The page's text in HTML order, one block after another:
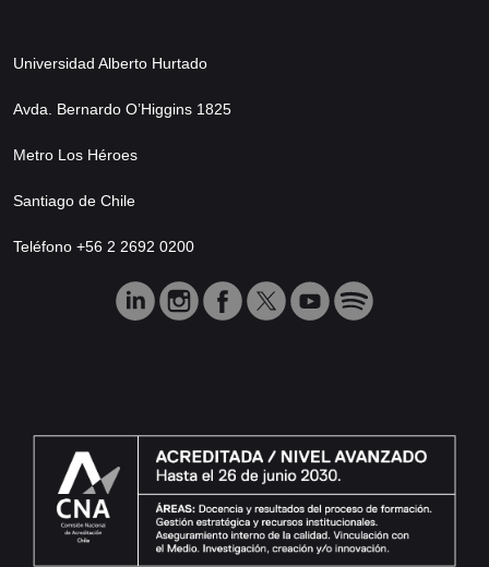
Universidad Alberto Hurtado
Avda. Bernardo O’Higgins 1825
Metro Los Héroes
Santiago de Chile
Teléfono +56 2 2692 0200